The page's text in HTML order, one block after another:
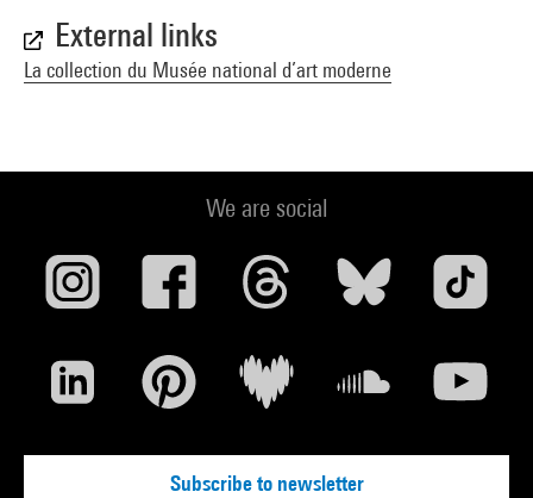
External links
La collection du Musée national d’art moderne
We are social
Subscribe to newsletter